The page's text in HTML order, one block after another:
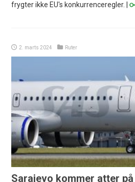
frygter ikke EU's konkurrenceregler. |
2. marts 2024 Ruter
Sarajevo kommer atter